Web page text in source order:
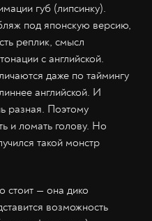
губ (липсинку).
под японскую версию,
реплик, смысл
с английской.
даже по таймингу
английской. И
разная. Поэтому
и ломать голову. Но
такой монстр
стоит — она дико
возможность